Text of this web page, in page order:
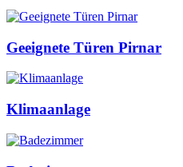
Geeignete Türen Pirnar
Klimaanlage